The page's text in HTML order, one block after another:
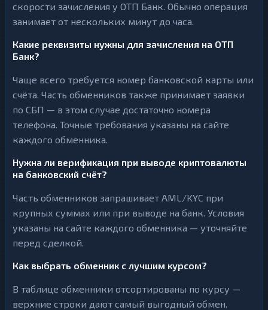
скорости зачисления у ОТП Банк. Обычно операция
занимает от нескольких минут до часа.
Какие реквизиты нужны для зачисления на ОТП
Банк?
Чаще всего требуется номер банковской карты или
счёта. Часть обменников также принимает заявки
по СБП — в этом случае достаточно номера
телефона. Точные требования указаны на сайте
каждого обменника.
Нужна ли верификация при выводе криптовалюты
на банковский счёт?
Часть обменников запрашивает AML/KYC при
крупных суммах или при выводе на банк. Условия
указаны на сайте каждого обменника — уточняйте
перед сделкой.
Как выбрать обменник с лучшим курсом?
В таблице обменники отсортированы по курсу —
верхние строки дают самый выгодный обмен.